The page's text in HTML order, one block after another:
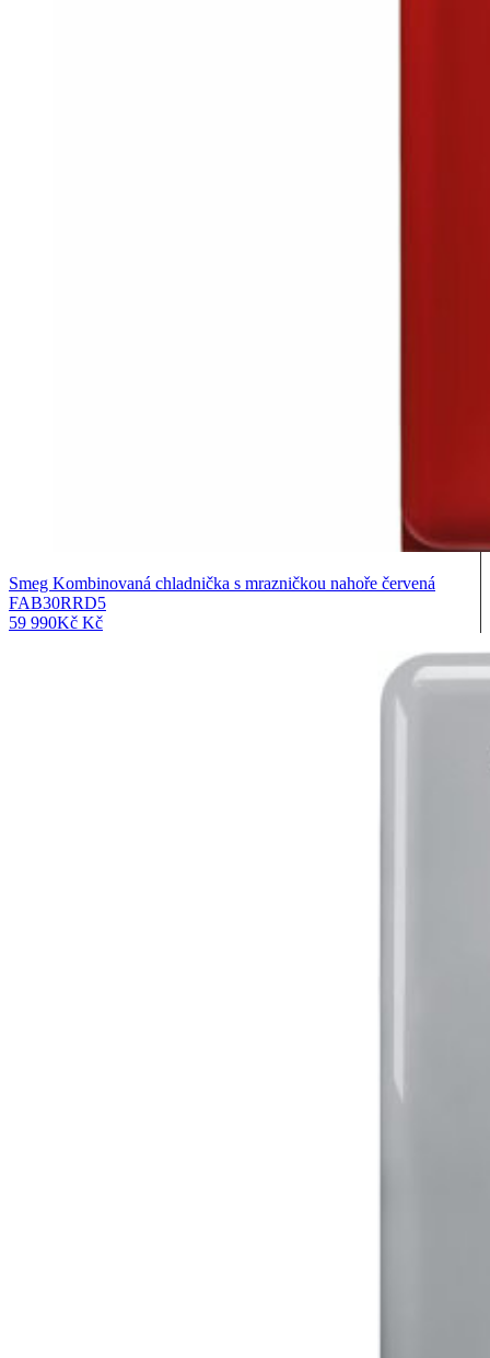
Smeg Kombinovaná chladnička s mrazničkou nahoře červená
FAB30RRD5
59 990Kč Kč